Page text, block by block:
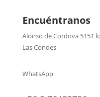
Encuéntranos
Alonso de Cordova 5151
Las Condes
WhatsApp